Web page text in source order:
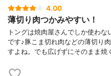
4.00
薄切り肉つかみやすい！
トングは焼肉屋さんでしか使わ
です♪豚こま切れ肉などの薄切り
すよね。でも広げずにそのまま焼